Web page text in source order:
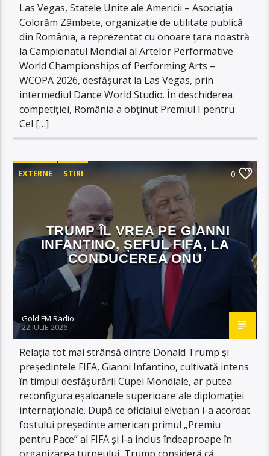
Las Vegas, Statele Unite ale Americii – Asociația
Colorăm Zâmbete, organizație de utilitate publică
din România, a reprezentat cu onoare țara noastră
la Campionatul Mondial al Artelor Performative
World Championships of Performing Arts –
WCOPA 2026, desfășurat la Las Vegas, prin
intermediul Dance World Studio. În deschiderea
competiției, România a obținut Premiul I pentru
Cel […]
EXTERNE STIRI 0
TRUMP ÎL VREA PE GIANNI
INFANTINO, ȘEFUL FIFA, LA
CONDUCEREA ONU
Gold FM Radio
22 IULIE 2026
Relația tot mai strânsă dintre Donald Trump și
președintele FIFA, Gianni Infantino, cultivată intens
în timpul desfășurării Cupei Mondiale, ar putea
reconfigura eșaloanele superioare ale diplomației
internaționale. După ce oficialul elvețian i-a acordat
fostului președinte american primul „Premiu
pentru Pace” al FIFA și l-a inclus îndeaproape în